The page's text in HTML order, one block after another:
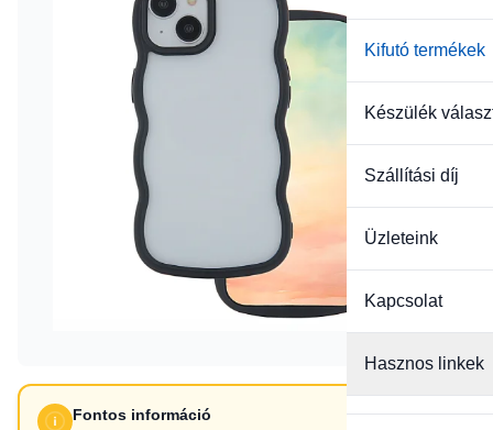
Kifutó termékek
Készülék
Szállítási díj
Üzleteink
Kapcsolat
Hasznos linkek
Fontos információ